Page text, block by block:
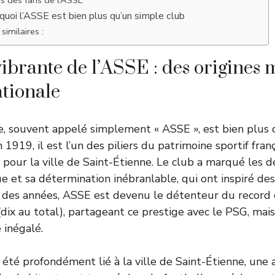
l’ASSE est bien plus qu’un simple club
:
de l’ASSE : des origines
souvent appelé simplement « ASSE », est bien plus
1919, il est l’un des piliers du patrimoine sportif
la ville de Saint-Étienne. Le club a marqué les
et sa détermination inébranlable, qui ont inspiré
années, ASSE est devenu le détenteur du
au total), partageant ce prestige avec le PSG,
inégalé.
été profondément lié à la ville de Saint-Étienne, une